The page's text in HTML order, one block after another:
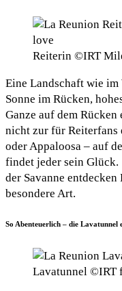
Reiterin ©IRT
Eine Landschaft wie im
Sonne im Rücken,
Ganze auf dem
nicht zur für Reiterfans
oder Appaloosa – auf
findet jeder sein
der Savanne
besondere Art.
So Abenteuerlich – die Lavatunnel
Lavatunnel ©IRT